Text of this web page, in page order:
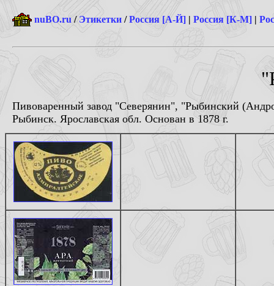
nuBO.ru /Этикетки /Россия [А-Й] | Россия [К-М] |
Пивоваренный завод "Северянин", "Рыбинский
Рыбинск. Ярославская обл. Основан в 1878 г.